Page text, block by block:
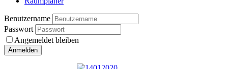
Benutzername
Passwort
Angemeldet bleiben